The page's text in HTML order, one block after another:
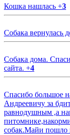
Кошка нашлась +3
Собака вернулась
Собака дома.
сайта. +4
Спасибо большое
Андреевичу за
равнодушным ,а
собак.Майи пошло